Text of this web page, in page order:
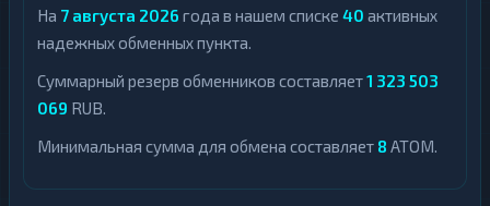
На 7 августа 2026 года в нашем списке 40 активных
надежных обменных пункта.
Суммарный резерв обменников составляет1 323 503
069 RUB.
Минимальная сумма для обмена составляет 8 ATOM.